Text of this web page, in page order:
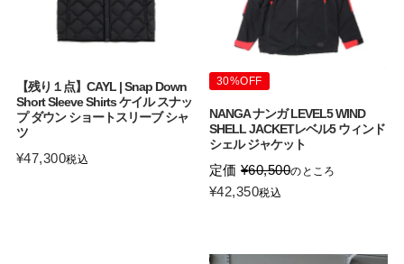
【残り１点】CAYL | Snap Down
Short Sleeve Shirts ケイル スナッ
プ ダウン ショートスリーブ シャ
ツ
¥47,300税込
30%OFF
NANGA ナンガ LEVEL5 WIND
SHELL JACKETレベル5 ウィンド
シェル ジャケット
定価 ¥60,500のところ
¥42,350税込